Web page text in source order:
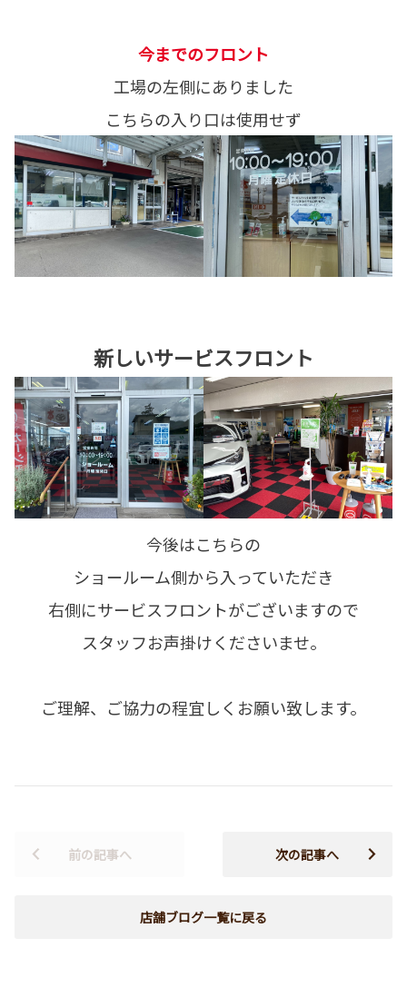
今までのフロント
工場の左側にありました
こちらの入り口は使用せず
新しいサービスフロント
今後はこちらの
ショールーム側から入っていただき
右側にサービスフロントがございますので
スタッフお声掛けくださいませ。
ご理解、ご協力の程宜しくお願い致します。
前の記事へ
店舗ブログ一覧に戻る
次の記事へ